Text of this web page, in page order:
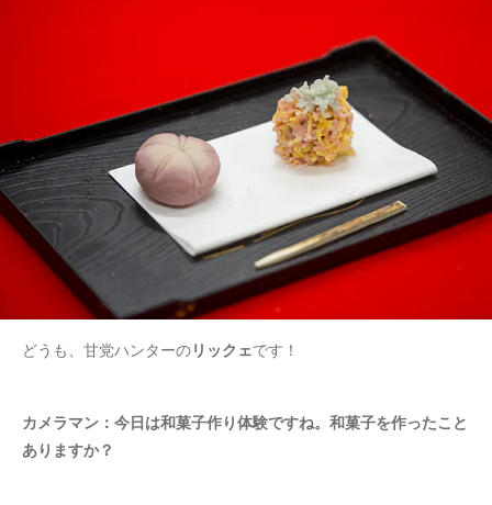
どうも、甘党ハンターのリックェです！
カメラマン：今日は和菓子作り体験ですね。和菓子を作ったこと
ありますか？